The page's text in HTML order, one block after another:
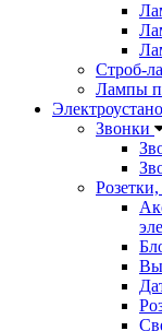
Строб-
Лампы
Звонки